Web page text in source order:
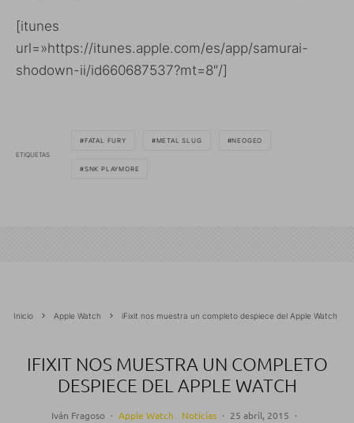
[itunes
url=»https://itunes.apple.com/es/app/samurai-
shodown-ii/id660687537?mt=8″/]
ETIQUETAS
FATAL FURY METAL SLUG NEOGEO
SNK PLAYMORE
Inicio Apple Watch iFixit nos muestra un completo despiece del Apple Watch
IFIXIT NOS MUESTRA UN COMPLETO
DESPIECE DEL APPLE WATCH
Iván Fragoso · Apple Watch Noticias · 25 abril, 2015 ·